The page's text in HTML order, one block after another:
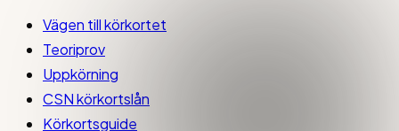
Vägen till körkortet
Teoriprov
Uppkörning
CSN körkortslån
Körkortsguide